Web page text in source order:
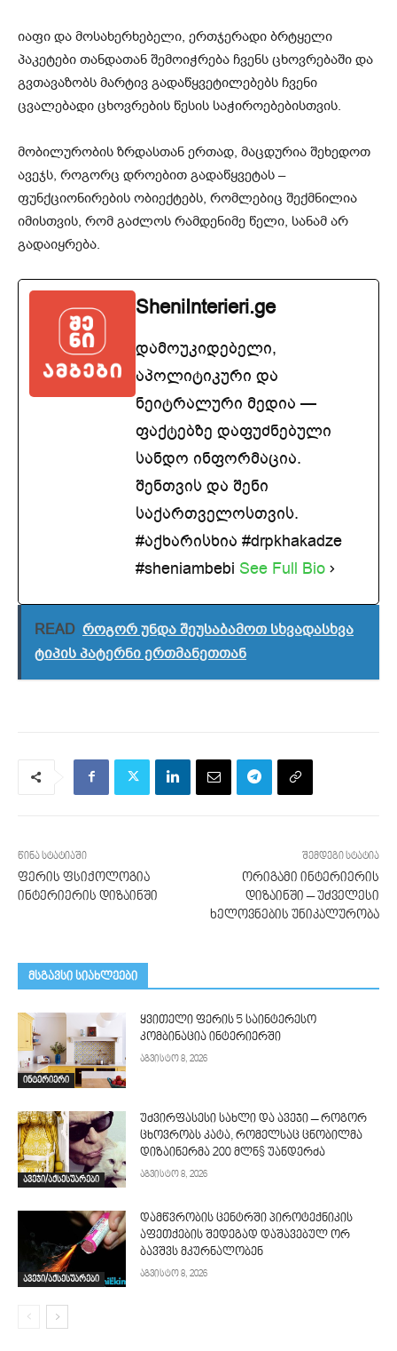
იაფი და მოსახერხებელი, ერთჯერადი ბრტყელი
პაკეტები თანდათან შემოიჭრება ჩვენს ცხოვრებაში და
გვთავაზობს მარტივ გადაწყვეტილებებს ჩვენი
ცვალებადი ცხოვრების წესის საჭიროებებისთვის.
მობილურობის ზრდასთან ერთად, მაცდურია შეხედოთ
ავეჯს, როგორც დროებით გადაწყვეტას –
ფუნქციონირების ობიექტებს, რომლებიც შექმნილია
იმისთვის, რომ გაძლოს რამდენიმე წელი, სანამ არ
გადაიყრება.
SheniInterieri.ge
დამოუკიდებელი,
აპოლიტიკური და
ნეიტრალური მედია —
ფაქტებზე დაფუძნებული
სანდო ინფორმაცია.
შენთვის და შენი
საქართველოსთვის.
#აქხარისხია #drpkhakadze
#sheniambebi See Full Bio
READ როგორ უნდა შეუსაბამოთ სხვადასხვა
ტიპის პატერნი ერთმანეთთან
წინა სტატიაში
ფერის ფსიქოლოგია
ინტერიერის დიზაინში
შემდეგი სტატია
ორიგამი ინტერიერის
დიზაინში – უძველესი
ხელოვნების უნიკალურობა
მსგავსი სიახლეები
ინტერიერი
ყვითელი ფერის 5 საინტერესო
კომბინაცია ინტერიერში
აგვისტო 8, 2026
ავეჯი/აქსესუარები
უძვირფასესი სახლი და ავეჯი – როგორ
ცხოვრობს კატა, რომელსაც ცნობილმა
დიზაინერმა 200 მლნ$ უანდერძა
აგვისტო 8, 2026
ავეჯი/აქსესუარები
დამწვრობის ცენტრში პიროტექნიკის
აფეთქების შედეგად დაშავებულ ორ
ბავშვს მკურნალობენ
აგვისტო 8, 2026